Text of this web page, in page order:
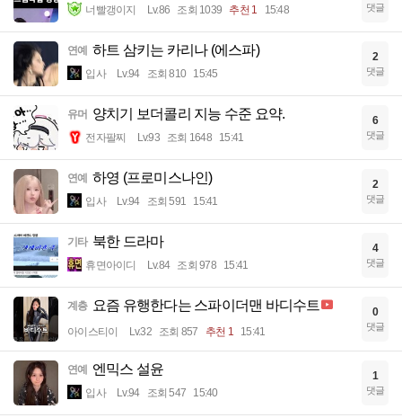
너빨갱이지 Lv.86 조회 1039 추천 1 15:48 댓글
연예 하트 삼키는 카리나 (에스파)
입사 Lv.94 조회 810 15:45
2
댓글
유머 양치기 보더콜리 지능 수준 요약.
전자팔찌 Lv.93 조회 1648 15:41
6
댓글
연예 하영 (프로미스나인)
입사 Lv.94 조회 591 15:41
2
댓글
기타 북한 드라마
휴면아이디 Lv.84 조회 978 15:41
4
댓글
계층 요즘 유행한다는 스파이더맨 바디수트
아이스티이 Lv.32 조회 857 추천 1 15:41
0
댓글
연예 엔믹스 설윤
입사 Lv.94 조회 547 15:40
1
댓글